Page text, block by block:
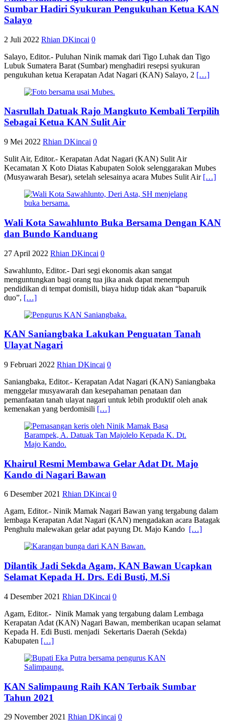
Sumbar Hadiri Syukuran Pengukuhan Ketua KAN
Salayo
2 Juli 2022 Rhian DKincai 0
Salayo, Editor.- Puluhan Ninik mamak dari Tigo Luhak dan Tigo
Lubuk Sumatera Barat (Sumbar) menghadiri resepsi syukuran
pengukuhan ketua Kerapatan Adat Nagari (KAN) Salayo, 2 […]
Nasrullah Datuak Rajo Mangkuto Kembali Terpilih
Sebagai Ketua KAN Sulit Air
9 Mei 2022 Rhian DKincai 0
Sulit Air, Editor.- Kerapatan Adat Nagari (KAN) Sulit Air
Kecamatan X Koto Diatas Kabupaten Solok selenggarakan Mubes
(Musyawarah Besar), setelah selesainya acara Mubes Sulit Air […]
Wali Kota Sawahlunto Buka Bersama Dengan KAN
dan Bundo Kanduang
27 April 2022 Rhian DKincai 0
Sawahlunto, Editor.- Dari segi ekonomis akan sangat
menguntungkan bagi orang tua jika anak dapat menempuh
pendidikan di tempat domisili, biaya hidup tidak akan “baparuik
duo”, […]
KAN Saniangbaka Lakukan Penguatan Tanah
Ulayat Nagari
9 Februari 2022 Rhian DKincai 0
Saniangbaka, Editor.- Kerapatan Adat Nagari (KAN) Saniangbaka
menggelar musyawarah dan kesepahaman penataan dan
pemanfaatan tanah ulayat nagari untuk lebih produktif oleh anak
kemenakan yang berdomisili […]
Khairul Resmi Membawa Gelar Adat Dt. Majo
Kando di Nagari Bawan
6 Desember 2021 Rhian DKincai 0
Agam, Editor.- Ninik Mamak Nagari Bawan yang tergabung dalam
lembaga Kerapatan Adat Nagari (KAN) mengadakan acara Batagak
Penghulu malewakan gelar adat payung Dt. Majo Kando […]
Dilantik Jadi Sekda Agam, KAN Bawan Ucapkan
Selamat Kepada H. Drs. Edi Busti, M.Si
4 Desember 2021 Rhian DKincai 0
Agam, Editor.- Ninik Mamak yang tergabung dalam Lembaga
Kerapatan Adat (KAN) Nagari Bawan, memberikan ucapan selamat
Kepada H. Edi Busti. menjadi Sekertaris Daerah (Sekda)
Kabupaten […]
KAN Salimpaung Raih KAN Terbaik Sumbar
Tahun 2021
29 November 2021 Rhian DKincai 0